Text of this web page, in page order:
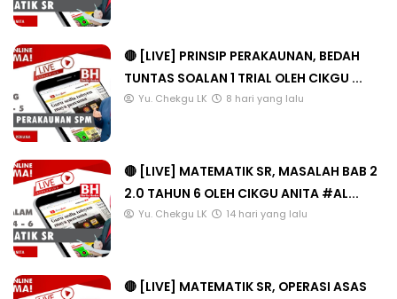
🔴 [LIVE] PRINSIP PERAKAUNAN, BEDAH
TUNTAS SOALAN 1 TRIAL OLEH CIKGU ...
Yu. Chekgu LK 8 hari yang lalu
🔴 [LIVE] MATEMATIK SR, MASALAH BAB 2
2.0 TAHUN 6 OLEH CIKGU ANITA #AL...
Yu. Chekgu LK 14 hari yang lalu
🔴 [LIVE] MATEMATIK SR, OPERASI ASAS